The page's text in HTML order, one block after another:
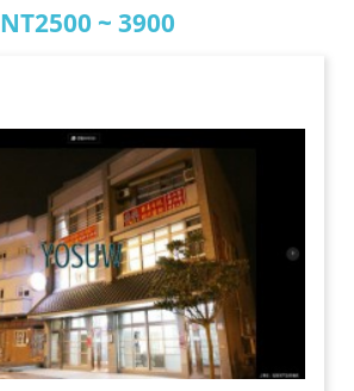
NT2500 ~ 3900